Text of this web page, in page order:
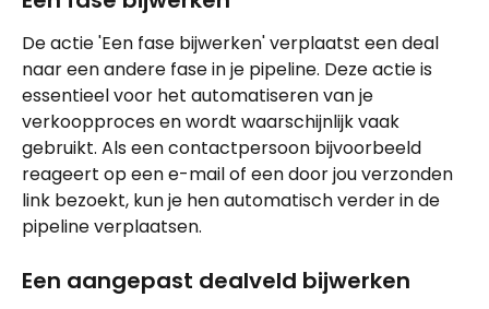
De actie 'Een fase bijwerken' verplaatst een deal
naar een andere fase in je pipeline. Deze actie is
essentieel voor het automatiseren van je
verkoopproces en wordt waarschijnlijk vaak
gebruikt. Als een contactpersoon bijvoorbeeld
reageert op een e-mail of een door jou verzonden
link bezoekt, kun je hen automatisch verder in de
pipeline verplaatsen.
Een aangepast dealveld bijwerken